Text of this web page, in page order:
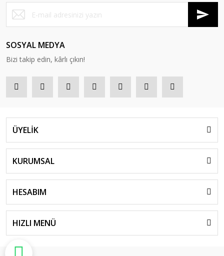
SOSYAL MEDYA
Bizi takip edin, kârlı çıkın!
ÜYELİK
KURUMSAL
HESABIM
HIZLI MENÜ